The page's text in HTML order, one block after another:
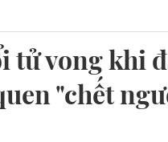
tử vong khi
"chết